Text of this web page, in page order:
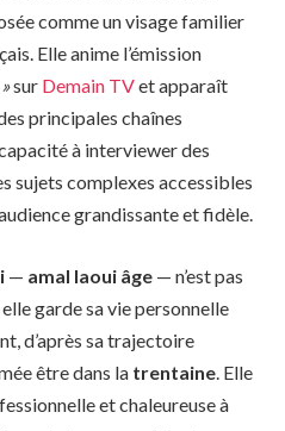
comme un visage familier
Elle anime l’émission
sur Demain TVet apparaît
des principales chaînes
à interviewer des
sujets complexes accessibles
grandissante et fidèle.
— amal laoui âge — n’est pas
garde sa vie personnelle
d’après sa trajectoire
être dans la trentaine . Elle
et chaleureuse à